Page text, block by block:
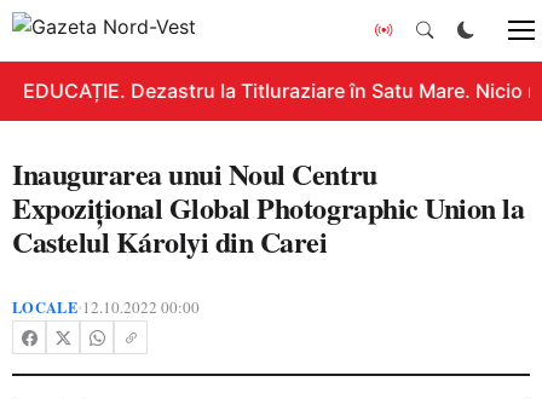
EDUCAȚIE. Dezastru la Titluraziare în Satu Mare. Nicio
Inaugurarea unui Noul Centru
Expozițional Global Photographic Union la
Castelul Károlyi din Carei
LOCALE•12.10.2022 00:00